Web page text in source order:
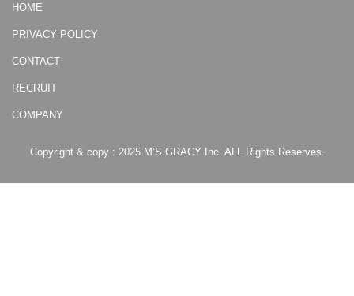
HOME
PRIVACY POLICY
CONTACT
RECRUIT
COMPANY
Copyright & copy : 2025 M’S GRACY Inc. ALL Rights Reserves.